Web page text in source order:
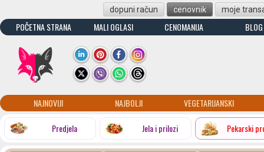
dopuni račun cenovnik moje
POČETNA STRANA MALI OGLASI CENOMANIJA BLOG
NAJNOVIJI NAJBOLJI VEGETARIJANSKI
Predjela Jela i prilozi Pekarski